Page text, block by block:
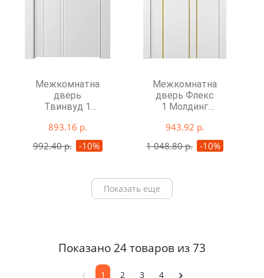
Межкомнатная
дверь
Твинвуд 1
893.16 р.
992.40 р.
-10%
Межкомнатная
дверь Флекс
1 Молдинг
943.92 р.
1 048.80 р. -10%
Показать еще
Показано 24 товаров из 73
1 2 3 4